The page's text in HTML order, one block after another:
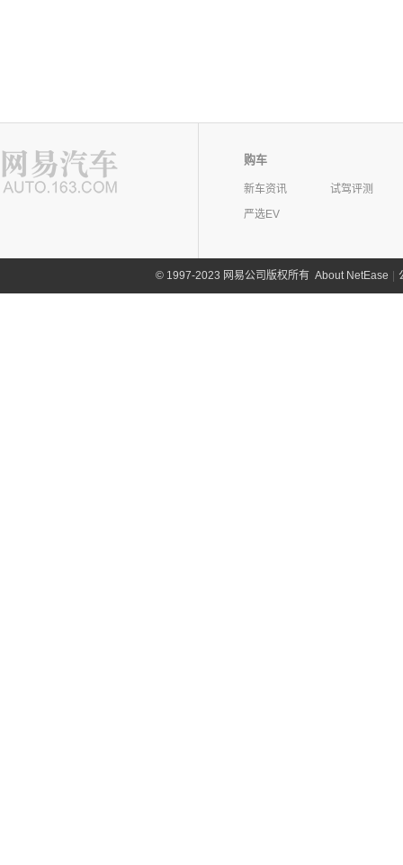
购车
新车资讯
试驾评测
严选EV
©1997-2023 网易公司版权所有 About NetEase